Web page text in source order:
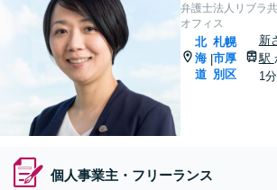
弁護士法人リブラ
オフィス
北
海
道
|
札幌
市厚
別区
新
駅
1分
個人事業主・フリーランス